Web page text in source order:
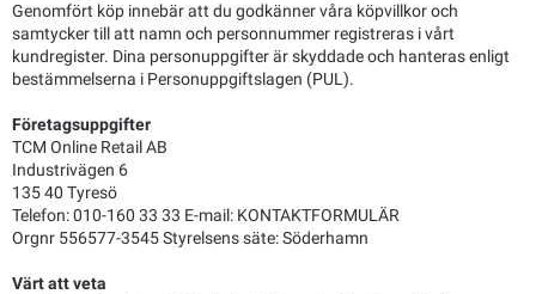
Genomfört köp innebär att du godkänner våra köpvillkor och
samtycker till att namn och personnummer registreras i vårt
kundregister. Dina personuppgifter är skyddade och hanteras enligt
bestämmelserna i Personuppgiftslagen (PUL).
Företagsuppgifter
TCM Online Retail AB
Industrivägen 6
135 40 Tyresö
Telefon: 010-160 33 33 E-mail: KONTAKTFORMULÄR
Orgnr 556577-3545 Styrelsens säte: Söderhamn
Värt att veta